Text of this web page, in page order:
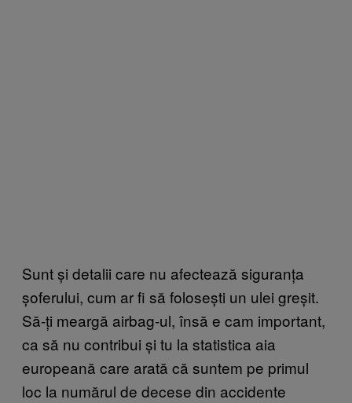
Sunt și detalii care nu afectează siguranța
șoferului, cum ar fi să folosești un ulei greșit.
Să-ți meargă airbag-ul, însă e cam important,
ca să nu contribui și tu la statistica aia
europeană care arată că suntem pe primul
loc la numărul de decese din accidente